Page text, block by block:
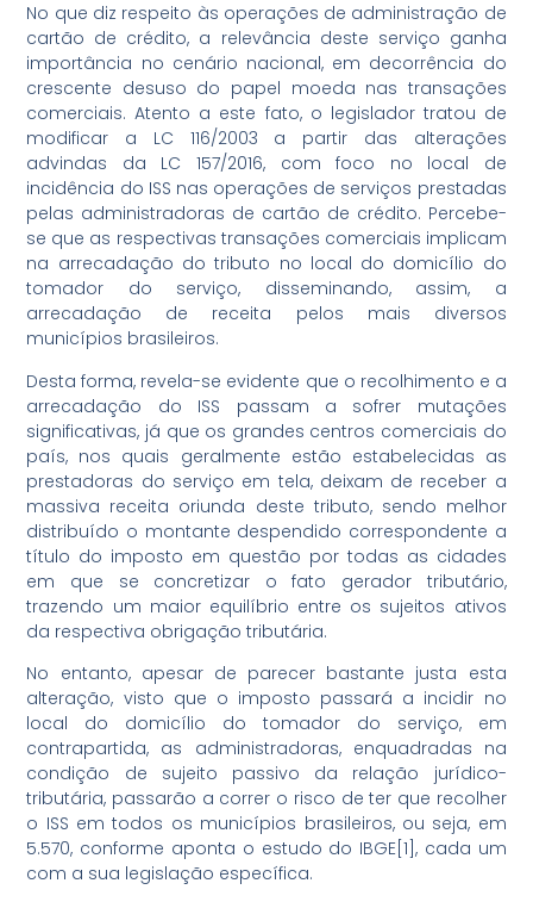
No que diz respeito às operações de administração de
cartão de crédito, a relevância deste serviço ganha
importância no cenário nacional, em decorrência do
crescente desuso do papel moeda nas transações
comerciais. Atento a este fato, o legislador tratou de
modificar a LC 116/2003 a partir das alterações
advindas da LC 157/2016, com foco no local de
incidência do ISS nas operações de serviços prestadas
pelas administradoras de cartão de crédito. Percebe-
se que as respectivas transações comerciais implicam
na arrecadação do tributo no local do domicílio do
tomador do serviço, disseminando, assim, a
arrecadação de receita pelos mais diversos
municípios brasileiros.
Desta forma, revela-se evidente que o recolhimento e a
arrecadação do ISS passam a sofrer mutações
significativas, já que os grandes centros comerciais do
país, nos quais geralmente estão estabelecidas as
prestadoras do serviço em tela, deixam de receber a
massiva receita oriunda deste tributo, sendo melhor
distribuído o montante despendido correspondente a
título do imposto em questão por todas as cidades
em que se concretizar o fato gerador tributário,
trazendo um maior equilíbrio entre os sujeitos ativos
da respectiva obrigação tributária.
No entanto, apesar de parecer bastante justa esta
alteração, visto que o imposto passará a incidir no
local do domicílio do tomador do serviço, em
contrapartida, as administradoras, enquadradas na
condição de sujeito passivo da relação jurídico-
tributária, passarão a correr o risco de ter que recolher
o ISS em todos os municípios brasileiros, ou seja, em
5.570, conforme aponta o estudo do IBGE[1], cada um
com a sua legislação específica.